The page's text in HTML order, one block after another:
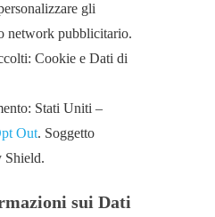
gli
network pubblicitario.
Cookie e Dati di
Stati Uniti –
Out. Soggetto
Shield.
sui Dati